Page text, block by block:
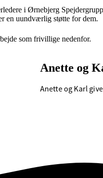
i Ørnebjerg
en uundværlig støtte for dem.
som frivillige nedenfor.
Anette og
Anette og Karl